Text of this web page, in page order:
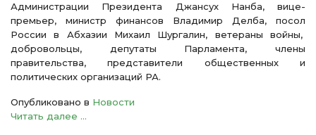
Администрации Президента Джансух Нанба, вице-
премьер, министр финансов Владимир Делба, посол
России в Абхазии Михаил Шургалин, ветераны войны,
добровольцы, депутаты Парламента, члены
правительства, представители общественных и
политических организаций РА.
Опубликовано в Новости
Читать далее ...